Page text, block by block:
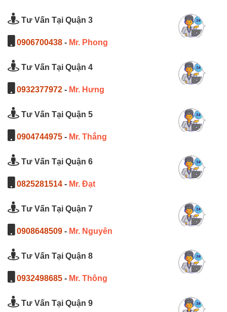
Tư Vấn Tại Quận 3
0906700438 - Mr. Phong
Tư Vấn Tại Quận 4
0932377972 - Mr. Hưng
Tư Vấn Tại Quận 5
0904744975 - Mr. Thắng
Tư Vấn Tại Quận 6
0825281514 - Mr. Đạt
Tư Vấn Tại Quận 7
0908648509 - Mr. Nguyên
Tư Vấn Tại Quận 8
0932498685 - Mr. Thông
Tư Vấn Tại Quận 9